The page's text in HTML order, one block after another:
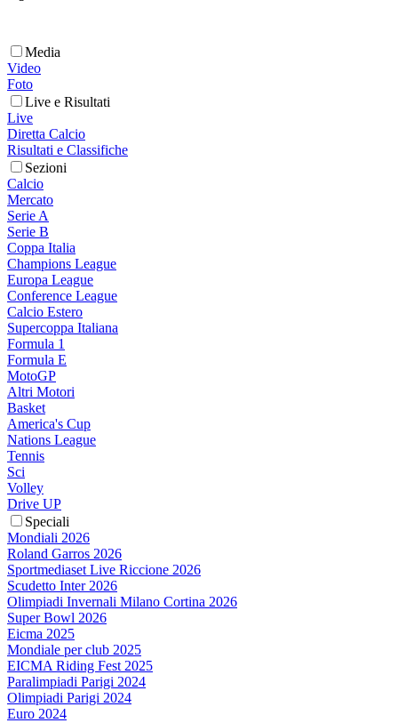
Media
Video
Foto
Live e Risultati
Live
Diretta Calcio
Risultati e Classifiche
Sezioni
Calcio
Mercato
Serie A
Serie B
Coppa Italia
Champions League
Europa League
Conference League
Calcio Estero
Supercoppa Italiana
Formula 1
Formula E
MotoGP
Altri Motori
Basket
America's Cup
Nations League
Tennis
Sci
Volley
Drive UP
Speciali
Mondiali 2026
Roland Garros 2026
Sportmediaset Live Riccione 2026
Scudetto Inter 2026
Olimpiadi Invernali Milano Cortina 2026
Super Bowl 2026
Eicma 2025
Mondiale per club 2025
EICMA Riding Fest 2025
Paralimpiadi Parigi 2024
Olimpiadi Parigi 2024
Euro 2024